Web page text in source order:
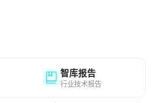
智库报告
行业技术报告